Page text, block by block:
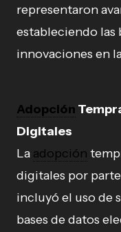
representaron
estableciendo las
innovaciones en
Adopción
Digitales
La adopción
digitales por
incluyó el uso de
bases de datos